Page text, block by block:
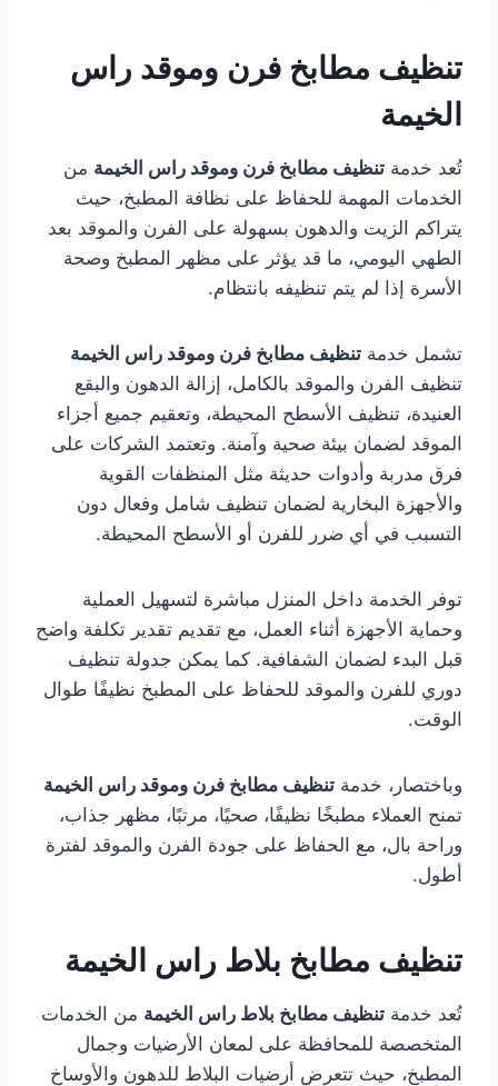
تنظيف مطابخ فرن وموقد راس
الخيمة
تُعد خدمة تنظيف مطابخ فرن وموقد راس الخيمة من
الخدمات المهمة للحفاظ على نظافة المطبخ، حيث
يتراكم الزيت والدهون بسهولة على الفرن والموقد بعد
الطهي اليومي، ما قد يؤثر على مظهر المطبخ وصحة
الأسرة إذا لم يتم تنظيفه بانتظام.
تشمل خدمة تنظيف مطابخ فرن وموقد راس الخيمة
تنظيف الفرن والموقد بالكامل، إزالة الدهون والبقع
العنيدة، تنظيف الأسطح المحيطة، وتعقيم جميع أجزاء
الموقد لضمان بيئة صحية وآمنة. وتعتمد الشركات على
فرق مدربة وأدوات حديثة مثل المنظفات القوية
والأجهزة البخارية لضمان تنظيف شامل وفعال دون
التسبب في أي ضرر للفرن أو الأسطح المحيطة.
توفر الخدمة داخل المنزل مباشرة لتسهيل العملية
وحماية الأجهزة أثناء العمل، مع تقديم تقدير تكلفة واضح
قبل البدء لضمان الشفافية. كما يمكن جدولة تنظيف
دوري للفرن والموقد للحفاظ على المطبخ نظيفًا طوال
الوقت.
وباختصار، خدمة تنظيف مطابخ فرن وموقد راس الخيمة
تمنح العملاء مطبخًا نظيفًا، صحيًا، مرتبًا، مظهر جذاب،
وراحة بال، مع الحفاظ على جودة الفرن والموقد لفترة
أطول.
تنظيف مطابخ بلاط راس الخيمة
تُعد خدمة تنظيف مطابخ بلاط راس الخيمة من الخدمات
المتخصصة للمحافظة على لمعان الأرضيات وجمال
المطبخ، حيث تتعرض أرضيات البلاط للدهون والأوساخ